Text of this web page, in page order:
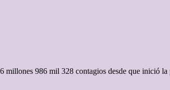
986 mil 328 contagios desde que inició